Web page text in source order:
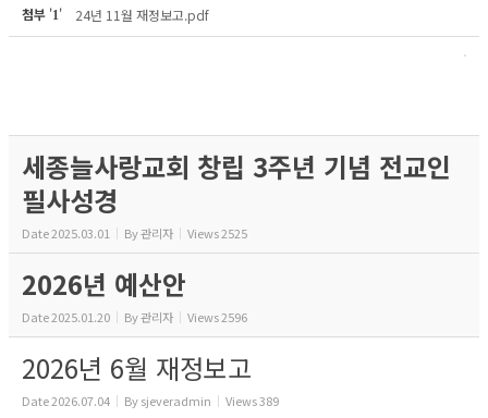
첨부 '1' 24년 11월 재정보고.pdf
세종늘사랑교회 창립 3주년 기념 전교인
필사성경
Date2025.03.01 By관리자 Views2525
2026년 예산안
Date2025.01.20 By관리자 Views2596
2026년 6월 재정보고
Date2026.07.04 Bysjeveradmin Views389